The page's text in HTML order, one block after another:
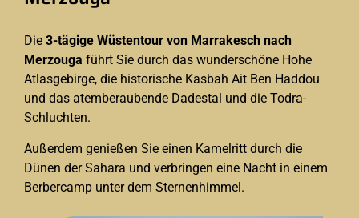
Die 3-tägige Wüstentour von Marrakesch nach
Merzouga führt Sie durch das wunderschöne Hohe
Atlasgebirge, die historische Kasbah Ait Ben Haddou
und das atemberaubende Dadestal und die Todra-
Schluchten.
Außerdem genießen Sie einen Kamelritt durch die
Dünen der Sahara und verbringen eine Nacht in einem
Berbercamp unter dem Sternenhimmel.